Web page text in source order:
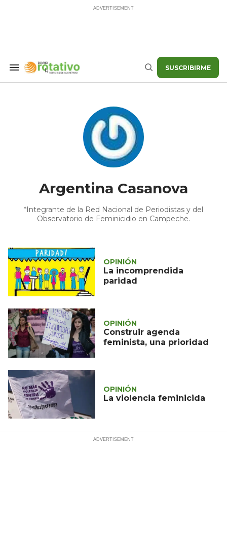
Search
Buscar SUSCRIBIRME
Argentina Casanova
*Integrante de la Red Nacional de Periodistas y del
Observatorio de Feminicidio en Campeche.
OPINIÓN
La incomprendida
paridad
OPINIÓN
Construir agenda
feminista, una prioridad
OPINIÓN
La violencia feminicida